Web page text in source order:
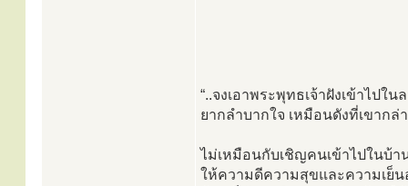
“..จงเอาพระพุทธเจ้าฝังเข้าไป
ยากลำบากใจ เหมือนดังที่เขาก
ไม่เหมือนกับเชิญคนเข้าไปในบ้า
ให้ความดีความสุขและความเย็